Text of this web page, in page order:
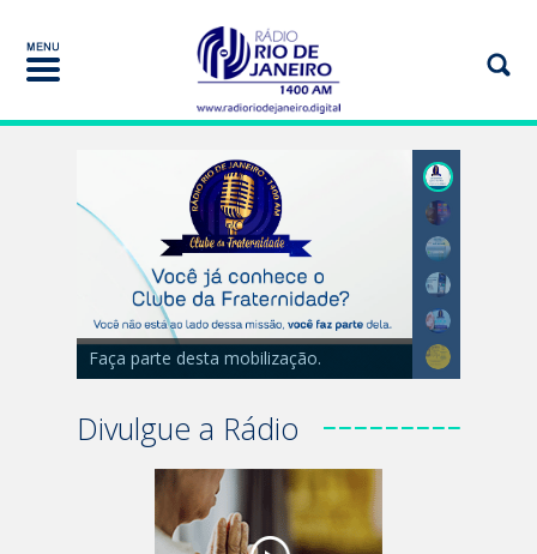
Faça parte desta mobilização.
Divulgue a Rádio